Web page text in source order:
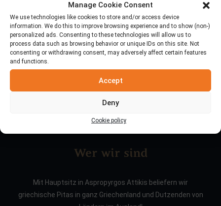
Manage Cookie Consent
We use technologies like cookies to store and/or access device
information. We do this to improve browsing experience and to show (non-)
personalized ads. Consenting to these technologies will allow us to
process data such as browsing behavior or unique IDs on this site. Not
consenting or withdrawing consent, may adversely affect certain features
and functions.
Accept
Deny
Cookie policy
Wer wir sind
Mit Hauptsitz in Aspropyrgos Attikis beliefern wir
griechische Pitas in ganz Griechenland und Dutzenden von